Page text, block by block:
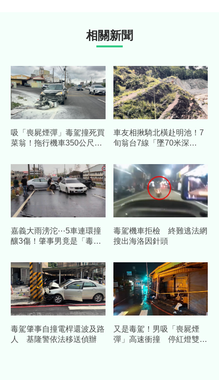
相關新聞
吸「喪屍煙彈」毒駕撞死買
菜翁！拖行機車350公尺起
車友相揪騎北橫赴明池！7
旬翁台7線「墜70米深
嘉義大雨滂沱⋯5車連環撞
釀3傷！肇事男竟是「毒
毒駕機車拒檢 終難逃法網
搜出海洛因針頭
毒駕肇事自撞電桿還波及路
人 基隆警依法移送偵辦
又是毒駕！男吸「喪屍煙
彈」高速衝撞 停紅燈雙載